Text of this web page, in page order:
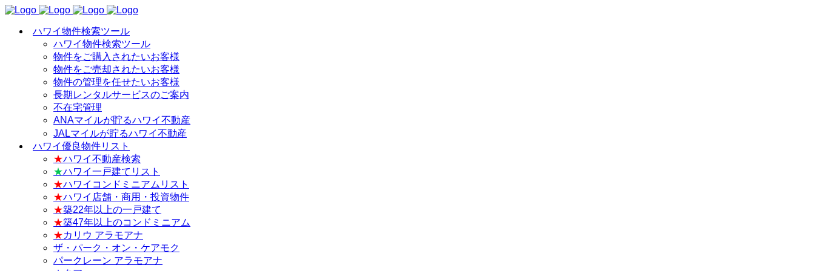
ハワイ物件検索ツール
ハワイ物件検索ツール
物件をご購入されたいお客様
物件をご売却されたいお客様
物件の管理を任せたいお客様
長期レンタルサービスのご案内
不在宅管理
ANAマイルが貯るハワイ不動産
JALマイルが貯るハワイ不動産
ハワイ優良物件リスト
★ハワイ不動産検索
★ハワイ一戸建てリスト
★ハワイコンドミニアムリスト
★ハワイ店舗・商用・投資物件
★築22年以上の一戸建て
★築47年以上のコンドミニアム
★カリウ アラモアナ
ザ・パーク・オン・ケアモク
パークレーン アラモアナ